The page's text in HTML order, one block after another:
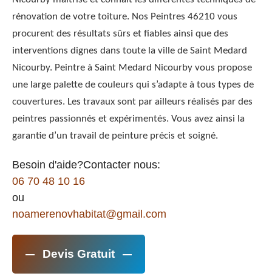
rénovation de votre toiture. Nos Peintres 46210 vous
procurent des résultats sûrs et fiables ainsi que des
interventions dignes dans toute la ville de Saint Medard
Nicourby. Peintre à Saint Medard Nicourby vous propose
une large palette de couleurs qui s’adapte à tous types de
couvertures. Les travaux sont par ailleurs réalisés par des
peintres passionnés et expérimentés. Vous avez ainsi la
garantie d’un travail de peinture précis et soigné.
Besoin d'aide?Contacter nous:
06 70 48 10 16
ou
noamerenovhabitat@gmail.com
Devis Gratuit